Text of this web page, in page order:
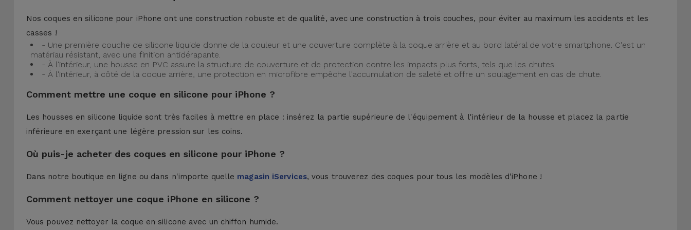
Nos coques en silicone pour iPhone ont une construction robuste et de qualité, avec une construction à trois couches, pour éviter au maximum les accidents et les
casses !
- Une première couche de silicone liquide donne de la couleur et une couverture complète à la coque arrière et au bord latéral de votre smartphone. C'est un
matériau résistant, avec une finition antidérapante.
- À l'intérieur, une housse en PVC assure la structure de couverture et de protection contre les impacts plus forts, tels que les chutes.
- À l'intérieur, à côté de la coque arrière, une protection en microfibre empêche l'accumulation de saleté et offre un soulagement en cas de chute.
Comment mettre une coque en silicone pour iPhone ?
Les housses en silicone liquide sont très faciles à mettre en place : insérez la partie supérieure de l'équipement à l'intérieur de la housse et placez la partie
inférieure en exerçant une légère pression sur les coins.
Où puis-je acheter des coques en silicone pour iPhone ?
Dans notre boutique en ligne ou dans n'importe quelle magasin iServices, vous trouverez des coques pour tous les modèles d'iPhone !
Comment nettoyer une coque iPhone en silicone ?
Vous pouvez nettoyer la coque en silicone avec un chiffon humide.